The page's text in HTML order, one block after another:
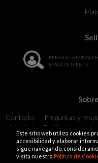
PERFILES REVISADOS
MANUALMENTE
Contacto Preguntas y
privacidad
Política de cookies
Support
18 U.S.C. 2257
Este sitio web utiliza cookies
accesibilidad y elaborar
sigue navegando,
visita nuestra Política de